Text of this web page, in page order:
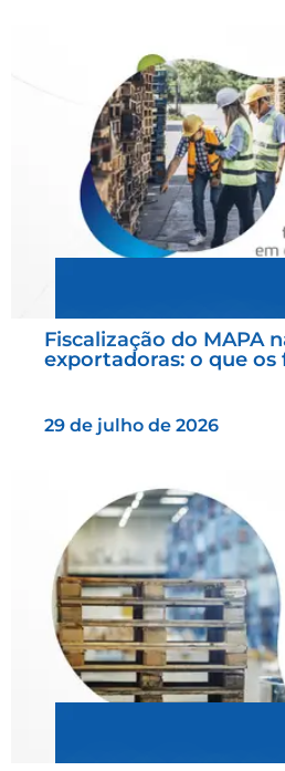
Fiscalização do MAPA
exportadoras: o que os
29 de julho de 2026